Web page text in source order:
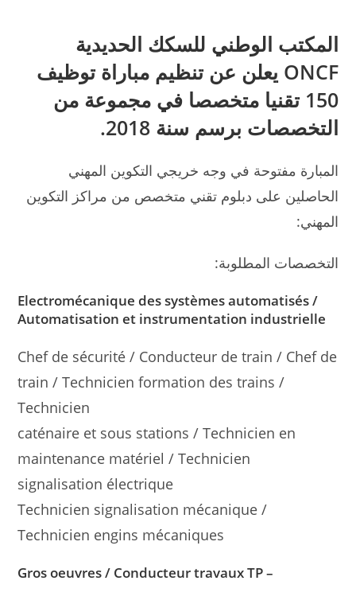
المكتب الوطني للسكك الحديدية
ONCF يعلن عن تنظيم مباراة توظيف
150 تقنيا متخصصا في مجموعة من
التخصصات برسم سنة 2018.
المبارة مفتوحة في وجه خريجي التكوين المهني
الحاصلين على دبلوم تقني متخصص من مراكز التكوين
المهني:
التخصصات المطلوبة:
Electromécanique des systèmes automatisés /
Automatisation et instrumentation industrielle
Chef de sécurité / Conducteur de train / Chef de
train / Technicien formation des trains /
Technicien
caténaire et sous stations / Technicien en
maintenance matériel / Technicien
signalisation électrique
Technicien signalisation mécanique /
Technicien engins mécaniques
– Gros oeuvres / Conducteur travaux TP